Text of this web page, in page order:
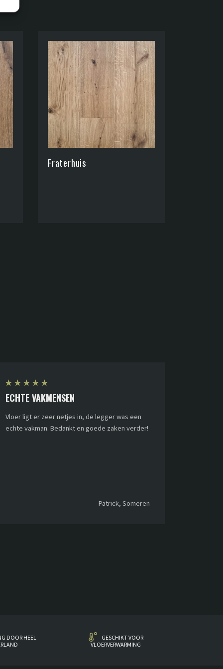
Fraterhuis
★ ★ ★ ★ ★
ECHTE VAKMENSEN
Vloer ligt er zeer netjes in, de legger was een
echte vakman. Bedankt en goede zaken verder!
Patrick, Someren
DOOR HEEL
GESCHIKT VOOR
VLOERVERWARMING